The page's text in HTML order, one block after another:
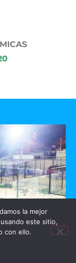
la mejor
este sitio,
con ello.